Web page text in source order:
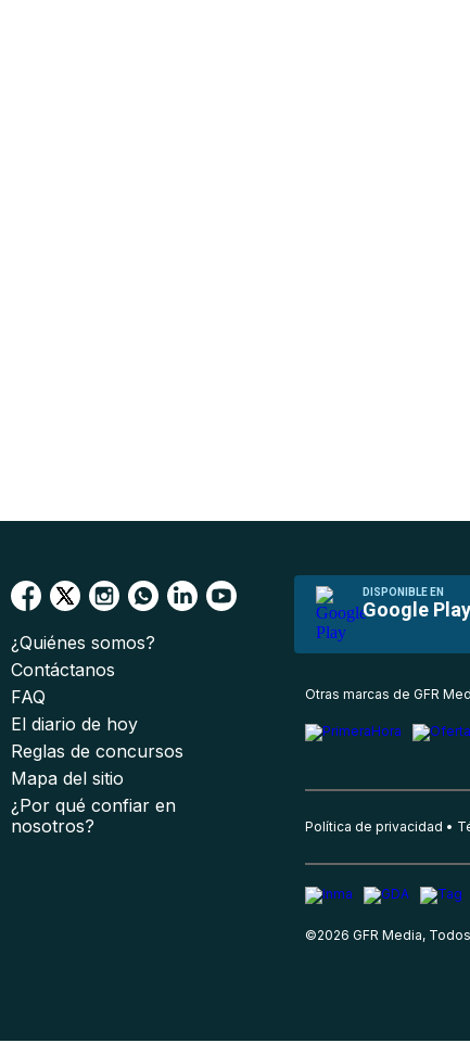
DISPONIBLE EN
Google Play
¿Quiénes somos?
Contáctanos
FAQ
El diario de hoy
Reglas de concursos
Mapa del sitio
¿Por qué confiar en
nosotros?
Otras marcas de GFR
Política de privacidad
©2026 GFR Media,